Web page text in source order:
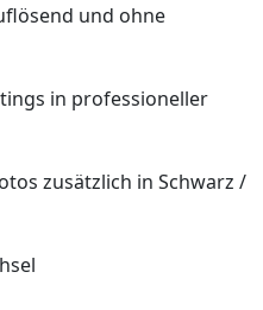
und ohne
in professioneller
zusätzlich in Schwarz /